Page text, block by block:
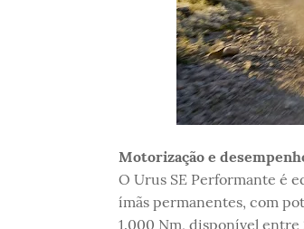
Motorização e
O Urus SE Performante é
ímãs permanentes, com
1.000 Nm, disponível